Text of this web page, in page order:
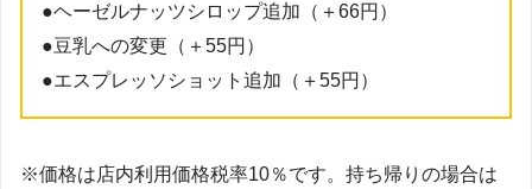
●ヘーゼルナッツシロップ追加（＋66円）
●豆乳への変更（＋55円）
●エスプレッソショット追加（＋55円）
※価格は店内利用価格税率10％です。持ち帰りの場合は